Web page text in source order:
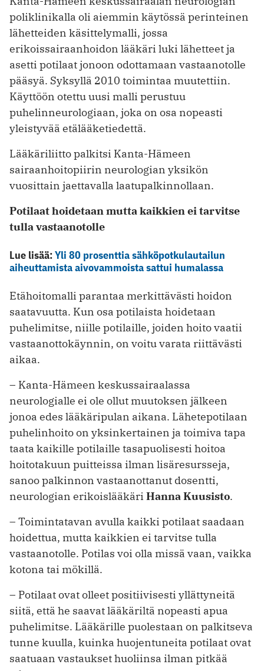
poliklinikalla oli aiemmin käytössä perinteinen
lähetteiden käsittelymalli, jossa
erikoissairaanhoidon lääkäri ­luki lähetteet ja
asetti potilaat jonoon odottamaan vastaanotolle
pääsyä. Syksyllä 2010 toimintaa muutettiin.
Käyttöön otettu uusi malli perustuu
puhelinneurologiaan, joka on osa nopeasti
yleistyvää etälääketiedettä.
Lääkäriliitto palkitsi Kanta-Hämeen
sairaanhoitopiirin neurologian yksikön
vuosittain jaettavalla laatupalkinnollaan.
Potilaat hoidetaan mutta kaikkien ei tarvitse
tulla vastaanotolle
Lue lisää:Yli 80 prosenttia sähköpotkulautailun
aiheuttamista aivovammoista sattui humalassa
Etähoitomalli parantaa merkittävästi hoidon
saatavuutta. Kun osa potilaista hoidetaan
puhelimitse, niille potilaille, joiden hoito vaatii
vastaanottokäynnin, on voitu varata riittävästi
aikaa.
– Kanta-Hämeen keskussairaalassa
neurologialle ei ole ollut muutoksen jälkeen
jonoa edes lääkäripulan aikana. ­Lähetepotilaan
puhelinhoito on yksinkertainen ja toimiva tapa
taata kaikille potilaille tasapuolisesti hoitoa
hoitotakuun puitteissa ilman lisäresursseja,
sanoo palkinnon vastaanottanut dosentti,
neurologian erikoislääkäri Hanna Kuusisto.
– Toimintatavan avulla kaikki potilaat saadaan
hoidettua, mutta kaikkien ei tarvitse tulla
vastaanotolle. Potilas voi olla missä vaan, vaikka
kotona tai mökillä.
– Potilaat ovat olleet positiivisesti ­yllättyneitä
siitä, että he saavat lääkäriltä nopeasti apua
puhelimitse. Lääkärille puolestaan on palkitseva
tunne kuulla, kuinka huojentuneita potilaat ovat
saatuaan vastaukset huoliinsa ilman pitkää